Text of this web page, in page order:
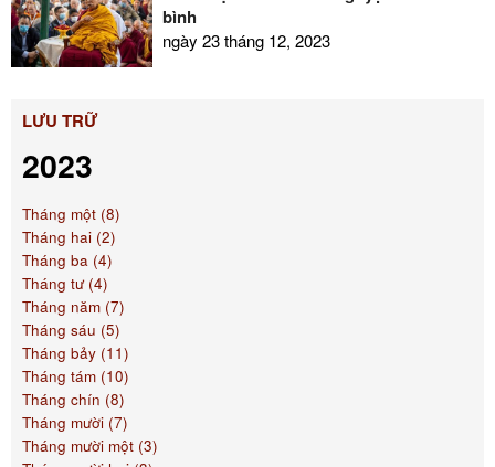
bình
ngày 23 tháng 12, 2023
LƯU TRỮ
2023
Tháng một (8)
Tháng hai (2)
Tháng ba (4)
Tháng tư (4)
Tháng năm (7)
Tháng sáu (5)
Tháng bảy (11)
Tháng tám (10)
Tháng chín (8)
Tháng mười (7)
Tháng mười một (3)